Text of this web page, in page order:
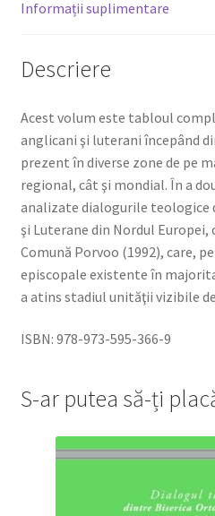
luterani
Informații suplimentare
Descriere
Acest volum este tabloul
anglicani şi luterani începând
prezent în diverse zone de pe
regional, cât şi mondial. În a
analizate dialogurile teologice
şi Luterane din Nordul Europei,
Comună Porvoo (1992), care,
episcopale existente în
a atins stadiul unităţii vizibile
ISBN: 978-973-595-366-9
S-ar putea să-ți